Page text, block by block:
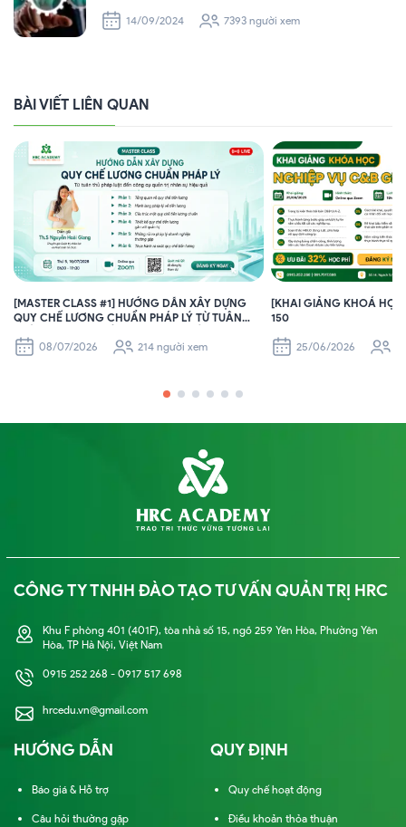
14/09/2024 7393 người xem
BÀI VIẾT LIÊN QUAN
[MASTER CLASS #1] HƯỚNG DẪN XÂY DỰNG
QUY CHẾ LƯƠNG CHUẨN PHÁP LÝ TỪ TUÂN
NHÂN SỰ HIỆU QUẢ
08/07/2026 214 người xem
[KHAI GIẢNG KHOÁ
150
25/06/2026
CÔNG TY TNHH ĐÀO TẠO TƯ VẤN QUẢN TRỊ HRC
Khu F phòng 401 (401F), tòa nhà số 15, ngõ 259 Yên Hòa, Phường Yên
Hòa, TP Hà Nội, Việt Nam
0915 252 268 - 0917 517 698
hrcedu.vn@gmail.com
HƯỚNG DẪN
Báo giá & Hỗ trợ
Câu hỏi thường gặp
QUY ĐỊNH
Quy chế hoạt động
Điều khoản thỏa thuận